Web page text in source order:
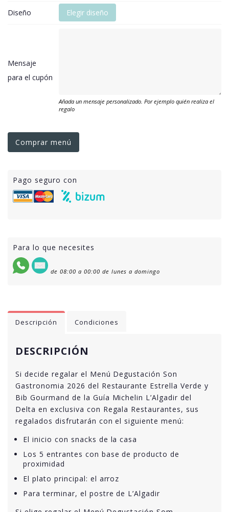
Diseño Elegir diseño
Mensaje
para el cupón
Añada un mensaje personalizado. Por ejemplo quién realiza el
regalo
Comprar menú
Pago seguro con
Para lo que necesites
de 08:00 a 00:00 de lunes a domingo
Descripción Condiciones
DESCRIPCIÓN
Si decide regalar el Menú Degustación Son
Gastronomia 2026 del Restaurante Estrella Verde y
Bib Gourmand de la Guía Michelin L’Algadir del
Delta en exclusiva con Regala Restaurantes, sus
regalados disfrutarán con el siguiente menú:
El inicio con snacks de la casa
Los 5 entrantes con base de producto de
proximidad
El plato principal: el arroz
Para terminar, el postre de L’Algadir